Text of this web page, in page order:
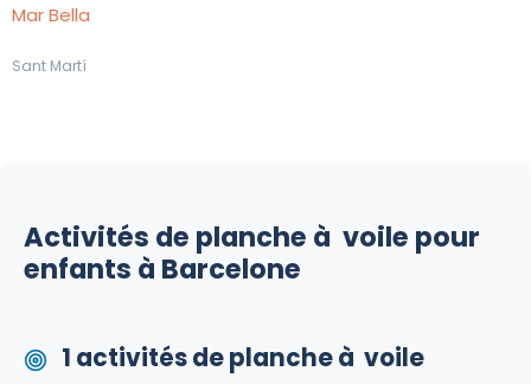
Mar Bella
Sant Martí
Activités de planche à voile pour
enfants à Barcelone
1 activités de planche à voile